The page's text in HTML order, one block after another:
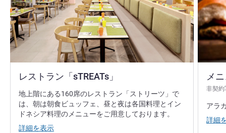
レストラン「sTREATs」
地上階にある160席のレストラン「ストリーツ」で
は、朝は朝食ビュッフェ、昼と夜は各国料理とイン
ドネシア料理のメニューをご用意しております。
詳細を表示
メ
非契約
アラ
詳細